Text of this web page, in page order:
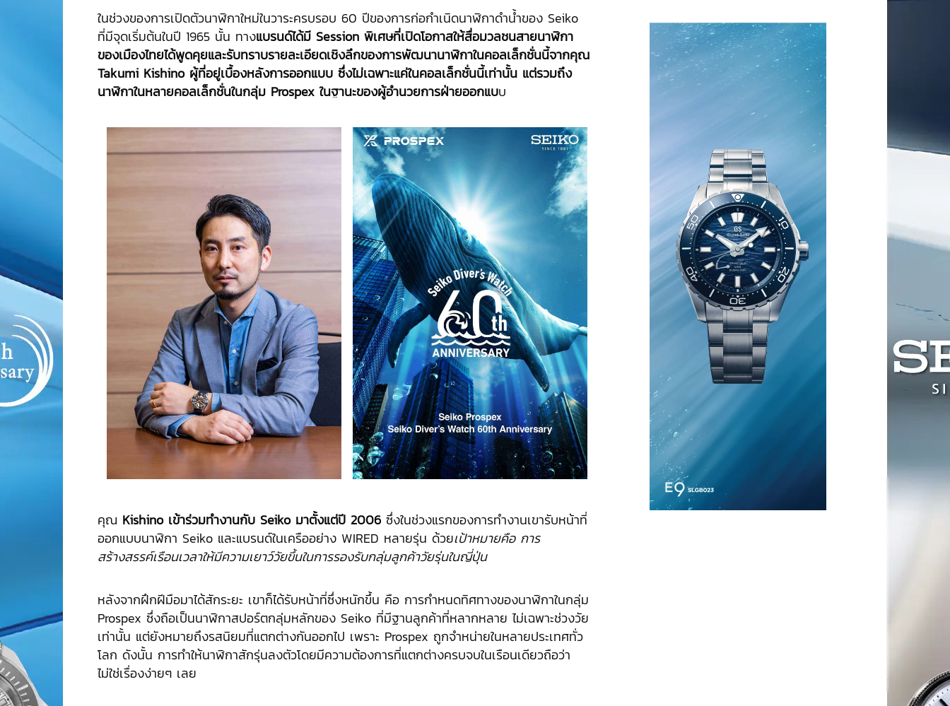
ในช่วงของการเปิดตัวนาฬิกาใหม่ในวาระครบรอบ 60 ปีของการก่อกำเนิดนาฬิกาดำน้ำของ Seiko
ที่มีจุดเริ่มต้นในปี 1965 นั้น ทางแบรนด์ได้มี Session พิเศษที่เปิดโอกาสให้สื่อมวลชนสายนาฬิกา
ของเมืองไทยได้พูดคุยและรับทราบรายละเอียดเชิงลึกของการพัฒนานาฬิกาในคอลเล็กชั่นนี้จากคุณ
Takumi Kishino ผู้ที่อยู่เบื้องหลังการออกแบบ ซึ่งไม่เฉพาะแค่ในคอลเล็กชั่นนี้เท่านั้น แต่รวมถึง
นาฬิกาในหลายคอลเล็กชั่นในกลุ่ม Prospex ในฐานะของผู้อำนวยการฝ่ายออกแบบ
คุณ Kishino เข้าร่วมทำงานกับ Seiko มาตั้งแต่ปี 2006 ซึ่งในช่วงแรกของการทำงานเขารับหน้าที่
ออกแบบนาฬิกา Seiko และแบรนด์ในเครืออย่าง WIRED หลายรุ่น ด้วยเป้าหมายคือ การ
สร้างสรรค์เรือนเวลาให้มีความเยาว์วัยขึ้นในการรองรับกลุ่มลูกค้าวัยรุ่นในญี่ปุ่น
หลังจากฝึกฝีมือมาได้สักระยะ เขาก็ได้รับหน้าที่ซึ่งหนักขึ้น คือ การกำหนดทิศทางของนาฬิกาในกลุ่ม
Prospex ซึ่งถือเป็นนาฬิกาสปอร์ตกลุ่มหลักของ Seiko ที่มีฐานลูกค้าที่หลากหลาย ไม่เฉพาะช่วงวัย
เท่านั้น แต่ยังหมายถึงรสนิยมที่แตกต่างกันออกไป เพราะ Prospex ถูกจำหน่ายในหลายประเทศทั่ว
โลก ดังนั้น การทำให้นาฬิกาสักรุ่นลงตัวโดยมีความต้องการที่แตกต่างครบจบในเรือนเดียวถือว่า
ไม่ใช่เรื่องง่ายๆ เลย